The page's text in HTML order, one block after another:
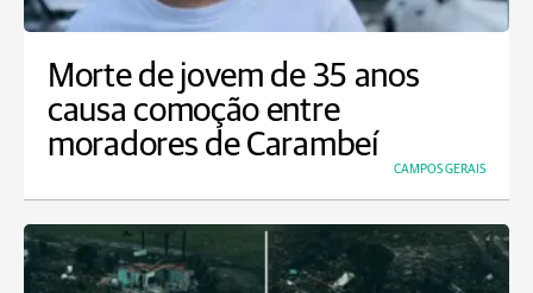
Morte de jovem de 35 anos
causa comoção entre
moradores de Carambeí
CAMPOS GERAIS